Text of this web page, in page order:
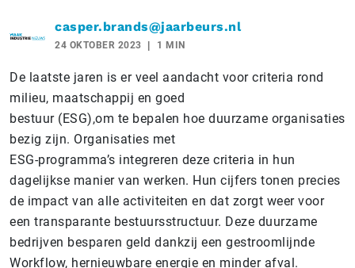
casper.brands@jaarbeurs.nl
24 OKTOBER 2023 1 MIN
De laatste jaren is er veel aandacht voor criteria rond
milieu, maatschappij en goed
bestuur (ESG),om te bepalen hoe duurzame organisaties
bezig zijn. Organisaties met
ESG-programma’s integreren deze criteria in hun
dagelijkse manier van werken. Hun cijfers tonen precies
de impact van alle activiteiten en dat zorgt weer voor
een transparante bestuursstructuur. Deze duurzame
bedrijven besparen geld dankzij een gestroomlijnde
Workflow, hernieuwbare energie en minder afval.